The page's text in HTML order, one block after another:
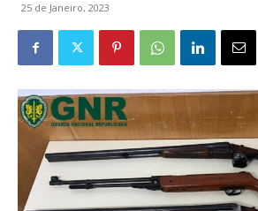
25 de Janeiro, 2023